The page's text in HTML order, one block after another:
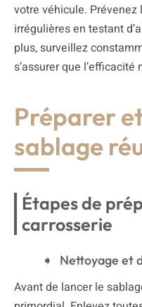
votre véhicule.
irrégulières en testant
plus, surveillez
s’assurer que
Préparer
sablage
Étapes de
carrosserie
Nettoyage et
Avant de lancer le